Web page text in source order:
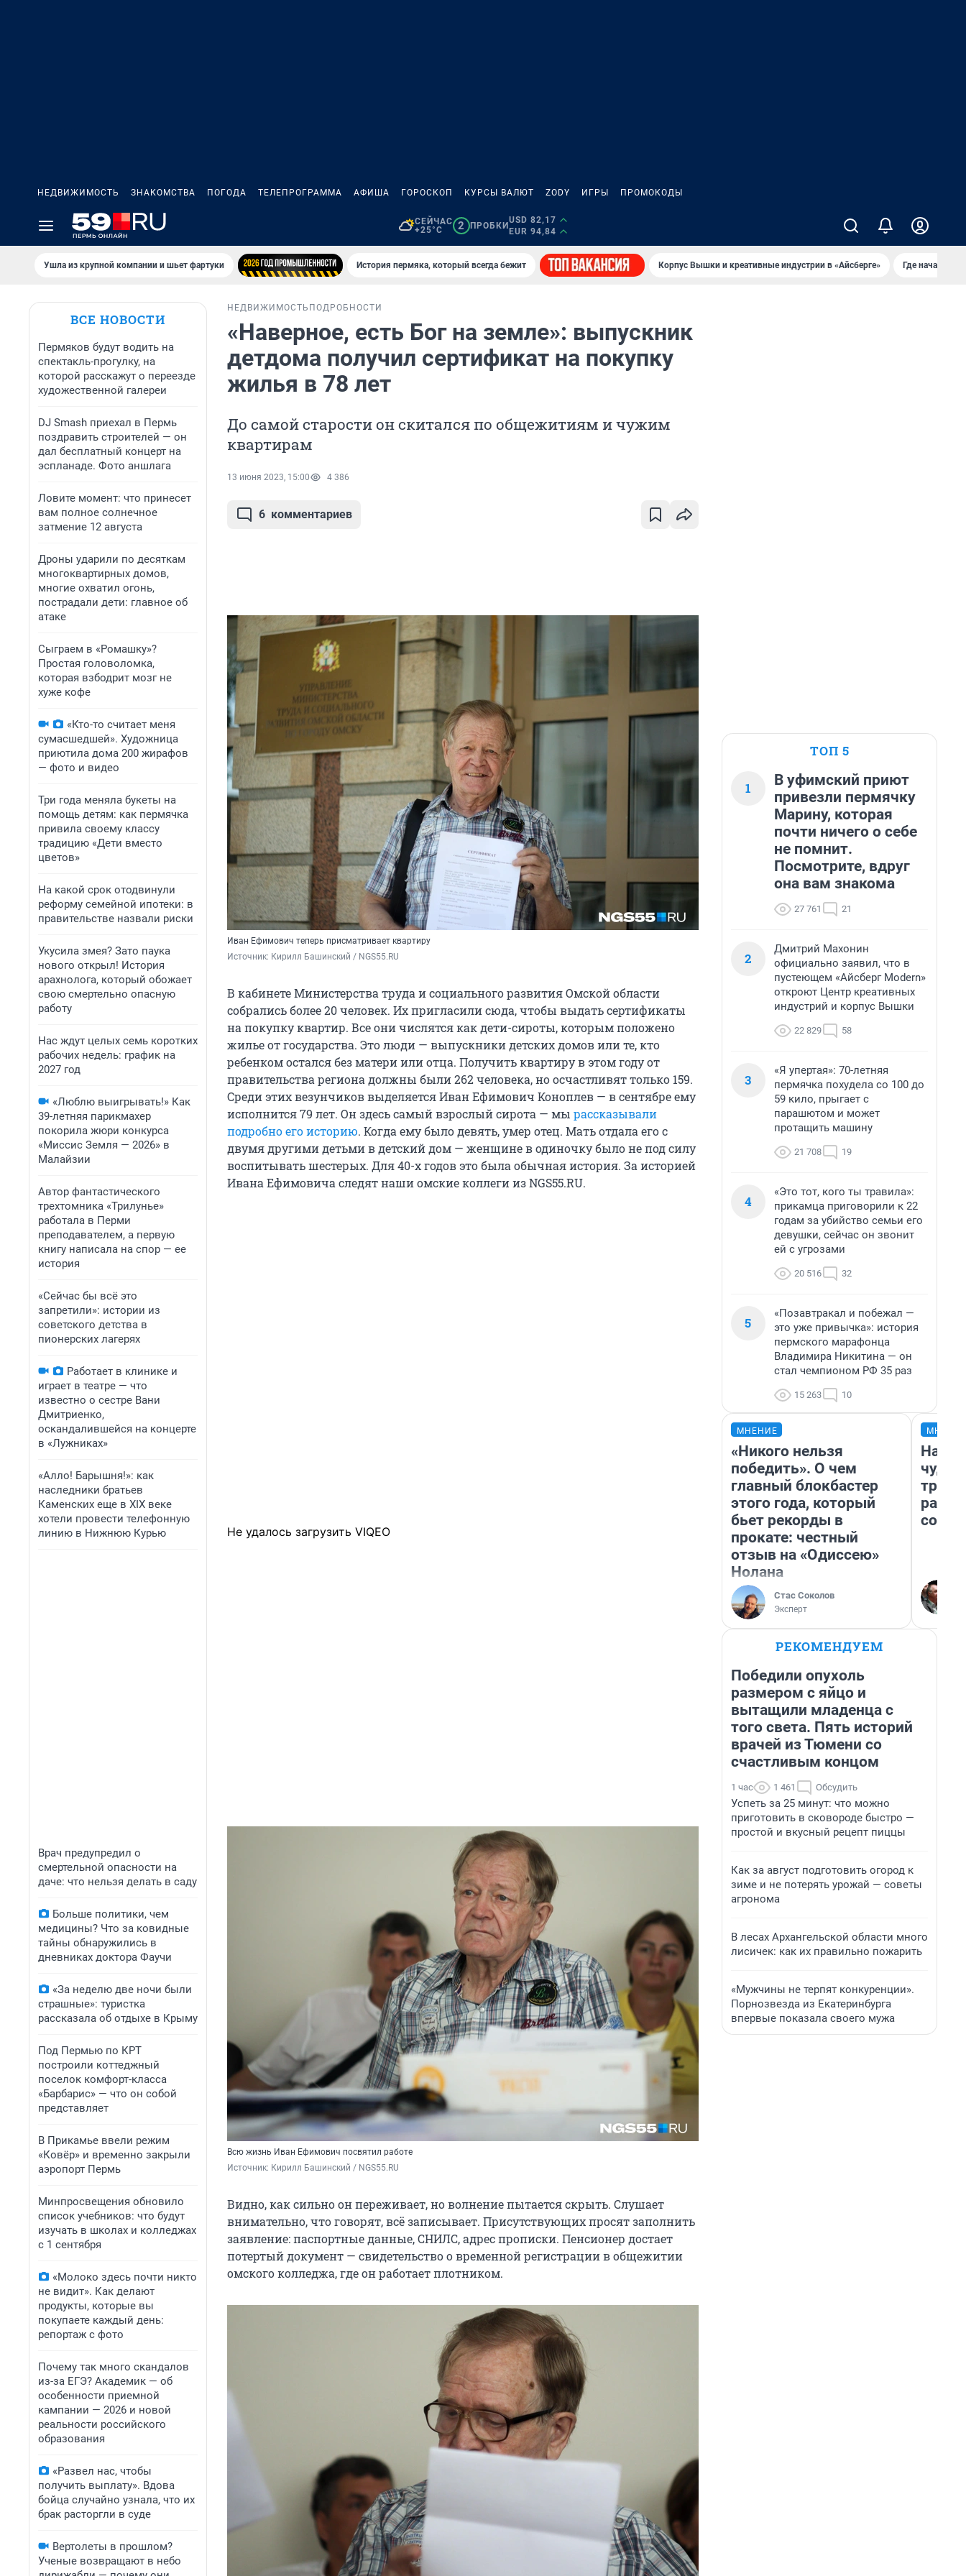
НЕДВИЖИМОСТЬ ЗНАКОМСТВА ПОГОДА ТЕЛЕПРОГРАММА АФИША ГОРОСКОП КУРСЫ ВАЛЮТ ZODY ИГРЫ ПРОМОКОДЫ
СЕЙЧАС
+25°C
2 ПРОБКИ
USD 82,17
EUR 94,84
Ушла из крупной компании и шьет фартуки История пермяка, который всегда бежит Корпус Вышки и креативные индустрии в «Айсберге» Где начать
ВСЕ НОВОСТИ
Пермяков будут водить на
спектакль-прогулку, на
которой расскажут о переезде
художественной галереи
DJ Smash приехал в Пермь
поздравить строителей — он
дал бесплатный концерт на
эспланаде. Фото аншлага
Ловите момент: что принесет
вам полное солнечное
затмение 12 августа
Дроны ударили по десяткам
многоквартирных домов,
многие охватил огонь,
пострадали дети: главное об
атаке
Сыграем в «Ромашку»?
Простая головоломка,
которая взбодрит мозг не
хуже кофе
«Кто-то считает меня
сумасшедшей». Художница
приютила дома 200 жирафов
— фото и видео
Три года меняла букеты на
помощь детям: как пермячка
привила своему классу
традицию «Дети вместо
цветов»
На какой срок отодвинули
реформу семейной ипотеки: в
правительстве назвали риски
Укусила змея? Зато паука
нового открыл! История
арахнолога, который обожает
свою смертельно опасную
работу
Нас ждут целых семь коротких
рабочих недель: график на
2027 год
«Люблю выигрывать!» Как
39-летняя парикмахер
покорила жюри конкурса
«Миссис Земля — 2026» в
Малайзии
Автор фантастического
трехтомника «Трилунье»
работала в Перми
преподавателем, а первую
книгу написала на спор — ее
история
«Сейчас бы всё это
запретили»: истории из
советского детства в
пионерских лагерях
Работает в клинике и
играет в театре — что
известно о сестре Вани
Дмитриенко,
оскандалившейся на концерте
в «Лужниках»
«Алло! Барышня!»: как
наследники братьев
Каменских еще в XIX веке
хотели провести телефонную
линию в Нижнюю Курью
Врач предупредил о
смертельной опасности на
даче: что нельзя делать в саду
Больше политики, чем
медицины? Что за ковидные
тайны обнаружились в
дневниках доктора Фаучи
«За неделю две ночи были
страшные»: туристка
рассказала об отдыхе в Крыму
Под Пермью по КРТ
построили коттеджный
поселок комфорт-класса
«Барбарис» — что он собой
представляет
В Прикамье ввели режим
«Ковёр» и временно закрыли
аэропорт Пермь
Минпросвещения обновило
список учебников: что будут
изучать в школах и колледжах
с 1 сентября
«Молоко здесь почти никто
не видит». Как делают
продукты, которые вы
покупаете каждый день:
репортаж с фото
Почему так много скандалов
из-за ЕГЭ? Академик — об
особенности приемной
кампании — 2026 и новой
реальности российского
образования
«Развел нас, чтобы
получить выплату». Вдова
бойца случайно узнала, что их
брак расторгли в суде
Вертолеты в прошлом?
Ученые возвращают в небо
НЕДВИЖИМОСТЬ ПОДРОБНОСТИ
«Наверное, есть Бог на земле»: выпускник
детдома получил сертификат на покупку
жилья в 78 лет
До самой старости он скитался по общежитиям и чужим
квартирам
13 июня 2023, 15:00 4 386
6 комментариев
Иван Ефимович теперь присматривает квартиру
Источник: Кирилл Башинский / NGS55.RU
В кабинете Министерства труда и социального развития Омской области
собрались более 20 человек. Их пригласили сюда, чтобы выдать сертификаты
на покупку квартир. Все они числятся как дети-сироты, которым положено
жилье от государства. Это люди — выпускники детских домов или те, кто
ребенком остался без матери или отца. Получить квартиру в этом году от
правительства региона должны были 262 человека, но осчастливят только 159.
Среди этих везунчиков выделяется Иван Ефимович Коноплев — в сентябре ему
исполнится 79 лет. Он здесь самый взрослый сирота — мы рассказывали
подробно его историю. Когда ему было девять, умер отец. Мать отдала его с
двумя другими детьми в детский дом — женщине в одиночку было не под силу
воспитывать шестерых. Для 40-х годов это была обычная история. За историей
Ивана Ефимовича следят наши омские коллеги из NGS55.RU.
Не удалось загрузить VIQEO
Всю жизнь Иван Ефимович посвятил работе
Источник: Кирилл Башинский / NGS55.RU
Видно, как сильно он переживает, но волнение пытается скрыть. Слушает
внимательно, что говорят, всё записывает. Присутствующих просят заполнить
заявление: паспортные данные, СНИЛС, адрес прописки. Пенсионер достает
потертый документ — свидетельство о временной регистрации в общежитии
омского колледжа, где он работает плотником.
ТОП 5
1
В уфимский приют
привезли пермячку
Марину, которая
почти ничего о себе
не помнит.
Посмотрите, вдруг
она вам знакома
27 761 21
2
Дмитрий Махонин
официально заявил, что в
пустеющем «Айсберг Modern»
откроют Центр креативных
индустрий и корпус Вышки
22 829 58
3
«Я упертая»: 70-летняя
пермячка похудела со 100 до
59 кило, прыгает с
парашютом и может
протащить машину
21 708 19
4
«Это тот, кого ты травила»:
прикамца приговорили к 22
годам за убийство семьи его
девушки, сейчас он звонит
ей с угрозами
20 516 32
5
«Позавтракал и побежал —
это уже привычка»: история
пермского марафонца
Владимира Никитина — он
стал чемпионом РФ 35 раз
15 263 10
МНЕНИЕ
«Никого нельзя
победить». О чем
главный блокбастер
этого года, который
бьет рекорды в
прокате: честный
отзыв на «Одиссею»
Нолана
Стас Соколов
Эксперт
РЕКОМЕНДУЕМ
Победили опухоль
размером с яйцо и
вытащили младенца с
того света. Пять историй
врачей из Тюмени со
счастливым концом
1 час 1 461 Обсудить
Успеть за 25 минут: что можно
приготовить в сковороде быстро —
простой и вкусный рецепт пиццы
Как за август подготовить огород к
зиме и не потерять урожай — советы
агронома
В лесах Архангельской области много
лисичек: как их правильно пожарить
«Мужчины не терпят конкуренции».
Порнозвезда из Екатеринбурга
впервые показала своего мужа